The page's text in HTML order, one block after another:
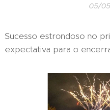
05/
Sucesso estrondoso no
expectativa para o